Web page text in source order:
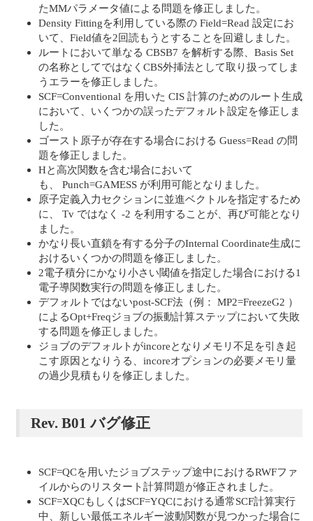
たMMパラメータ値による問題を修正しました。
Density Fittingを利用している際の Field=Read 設定にお
いて、Field値を2回読もうとすることを回避しました。
ルートにおいて単なる CBSB7 を解析する際、Basis Set
の名称としてではなくCBS外挿法として取り扱ってしま
うエラーを修正しました。
SCF=Conventional を用いた CIS 計算のためのルート生成
において、いくつかの誤ったデフォルト設定を修正しま
した。
ゴースト原子が存在する場合における Guess=Read の問
題を修正しました。
Hと高次関数を含む場合において
も、 Punch=GAMESS が利用可能となりました。
原子定義入力セクションに並進ベクトルを指定するため
に、 Tv ではなく -2 を利用することが、再び可能となり
ました。
かなり長い直鎖を有する分子のInternal Coordinate生成に
おけるいくつかの問題を修正しました。
2電子積分にかなり小さい閾値を指定した場合における1
電子導関数実行の問題を修正しました。
デフォルトではないpost-SCF法（例： MP2=FreezeG2 ）
によるOpt+Freqジョブの振動計算ステップにおいて失敗
する問題を修正しました。
ジョブのデフォルトがincoreとなりメモリ不足を引き起
こす原因となりうる、incoreオプションの必要メモリ量
の過少見積もりを修正しました。
Rev. B01 バグ修正
SCF=QCを用いたジョブステップ途中におけるRWFファ
イルからのリスタート計算問題が修正されました。
SCF=XQCもしくはSCF=YQCにおける通常SCF計算実行
中、新しい最低エネルギー波動関数が見つかった場合に